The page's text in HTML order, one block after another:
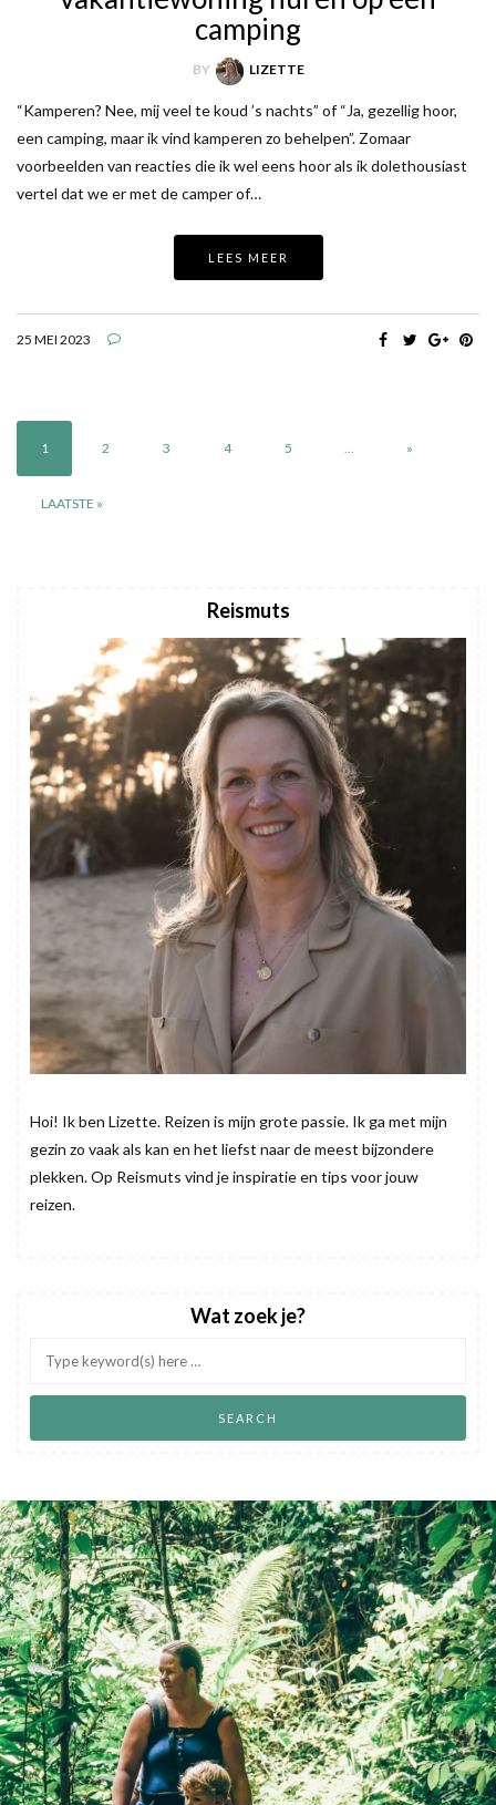
camping
BY LIZETTE
“Kamperen? Nee, mij veel te koud ’s nachts” of “Ja, gezellig hoor,
een camping, maar ik vind kamperen zo behelpen”. Zomaar
voorbeelden van reacties die ik wel eens hoor als ik dolethousiast
vertel dat we er met de camper of…
LEES MEER
25 MEI 2023
1 2 3 4 5 »
LAATSTE »
Reismuts
Hoi! Ik ben Lizette. Reizen is mijn grote passie. Ik ga met mijn
gezin zo vaak als kan en het liefst naar de meest bijzondere
plekken. Op Reismuts vind je inspiratie en tips voor jouw
reizen.
Wat zoek je?